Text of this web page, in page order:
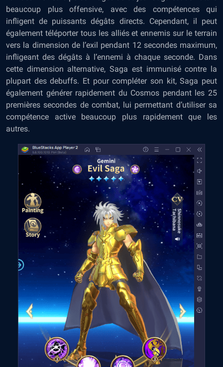
beaucoup plus offensive, avec des compétences qui
infligent de puissants dégâts directs. Cependant, il peut
également téléporter tous les alliés et ennemis sur le terrain
vers la dimension de l’exil pendant 12 secondes maximum,
infligeant des dégâts à l’ennemi à chaque seconde. Dans
cette dimension alternative, Saga est immunisé contre la
plupart des debuffs. Et pour compléter son kit, Saga peut
également générer rapidement du Cosmos pendant les 25
premières secondes de combat, lui permettant d’utiliser sa
compétence active beaucoup plus rapidement que les
autres.